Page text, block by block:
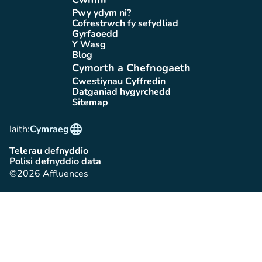
Pwy ydym ni?
(tab newydd)
Cofrestrwch fy sefydliad
(tab newydd)
Gyrfaoedd(tab newydd)
Y Wasg(tab newydd)
Blog(tab newydd)
Cymorth a Chefnogaeth
Cwestiynau Cyffredin
(tab newydd)
Datganiad hygyrchedd
(tab newydd)
Sitemap(tab newydd)
Iaith:
language
Cymraeg
Telerau defnyddio
(tab newydd)
Polisi defnyddio data
(tab newydd)
©2026 Affluences